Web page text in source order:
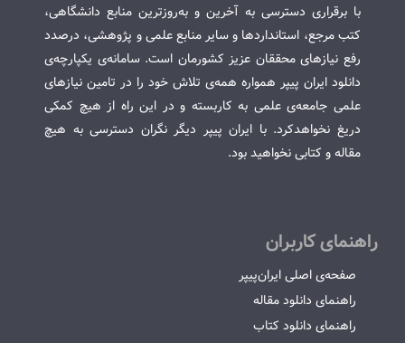
با برقراری دسترسی به آخرین و به‌روزترین منابع دانشگاهی،
کتب مرجع، استانداردها و سایر منابع علمی و پژوهشی، درصدد
رفع نیازهای محققان عزیز کشورمان است. سامانه‌ی یکپارچه‌ی
دانلود ایران پیپر همواره همه‌ی تلاش خود را در تامین نیازهای
علمی جامعه‌ی علمی به کاربسته و در این راه از هیچ کمکی
دریغ نخواهدکرد. با ایران پیپر دیگر نگران دسترسی به هیچ
مقاله و کتابی نخواهید بود.
راهنمای کاربران
صفحه‌ی اصلی ایران‌پیپر
راهنمای دانلود مقاله
راهنمای دانلود کتاب